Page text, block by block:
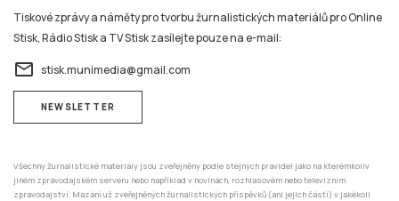
Tiskové zprávy a náměty pro tvorbu žurnalistických materiálů pro Online
Stisk, Rádio Stisk a TV Stisk zasílejte pouze na e-mail:
email stisk.munimedia@gmail.com
NEWSLETTER
Všechny žurnalistické materiály jsou zveřejněny podle stejných pravidel jako na kterémkoliv
jiném zpravodajském serveru nebo například v novinách, rozhlasovém nebo televizním
zpravodajství. Mazání už zveřejněných žurnalistických příspěvků (ani jejich částí) v jakékoli